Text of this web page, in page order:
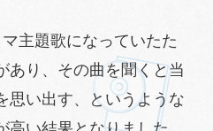
主題歌になっていたた
あり、その曲を聞くと当
思い出す、というような